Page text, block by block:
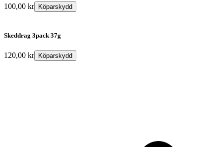
100,00 kr Köparskydd
Skeddrag 3pack 37g
120,00 kr Köparskydd